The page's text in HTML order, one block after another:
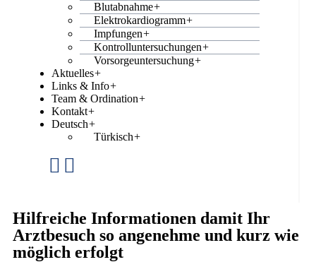
Blutabnahme+
Elektrokardiogramm+
Impfungen+
Kontrolluntersuchungen+
Vorsorgeuntersuchung+
Aktuelles+
Links & Info+
Team & Ordination+
Kontakt+
Deutsch+
Türkisch+
Hilfreiche Informationen damit Ihr
Arztbesuch so angenehme und kurz wie
möglich erfolgt